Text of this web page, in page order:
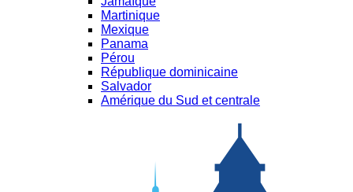
Martinique
Mexique
Panama
Pérou
République dominicaine
Salvador
Amérique du Sud et centrale